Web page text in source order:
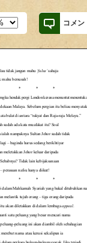
コメン